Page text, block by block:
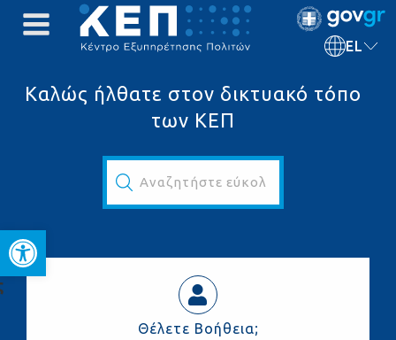
Ανοίξτε τη γραμμή
EL
Καλώς ήλθατε στον δικτυακό τόπο
των ΚΕΠ
Αναζητήστε εύκολα και γρήγορα...
Θέλετε Βοήθεια;